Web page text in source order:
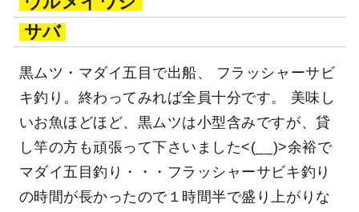
サバ
黒ムツ・マダイ五目で出船、 フラッシャーサビ
キ釣り。終わってみれば全員十分です。 美味し
いお魚ほどほど、黒ムツは小型含みですが、貸
し竿の方も頑張って下さいました<(__)>余裕で
マダイ五目釣り・・・フラッシャーサビキ釣り
の時間が長かったので１時間半で盛り上がりな